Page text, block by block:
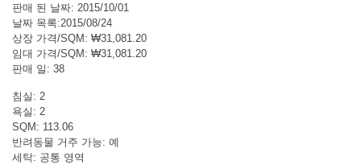
판매 된 날짜: 2015/10/01
날짜 목록:2015/08/24
상장 가격/SQM: ₩31,081.20
임대 가격/SQM: ₩31,081.20
판매 일: 38
침실: 2
욕실: 2
SQM: 113.06
반려동물 거주 가능: 예
세탁: 공통 영역